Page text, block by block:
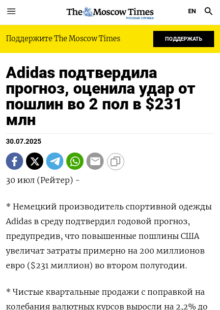
РУССКАЯ СЛУЖБА
EN
Поддержите The Moscow Times ПОДДЕРЖАТЬ
Adidas подтвердила
прогноз, оценила удар от
пошлин во 2 пол в $231
млн
30.07.2025
30 июл (Рейтер) -
* Немецкий производитель спортивной одежды
Adidas в среду подтвердил годовой прогноз,
предупредив, что повышенные пошлины США
увеличат затраты примерно на 200 миллионов
евро ($231 миллион) во втором полугодии.
* Чистые квартальные продажи с поправкой на
колебания валютных курсов выросли на 2,2% до